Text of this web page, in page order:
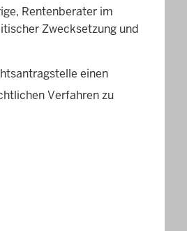
Rentenberater im
Zwecksetzung und
einen
Verfahren zu